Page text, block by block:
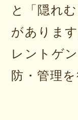
と「隠れ
がありま
レントゲ
防・管理